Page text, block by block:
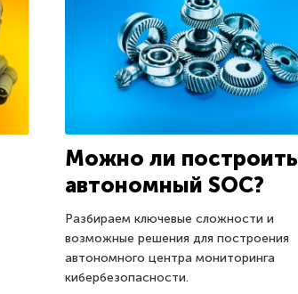
Можно ли построить
автономный SOC?
Разбираем ключевые сложности и
возможные решения для построения
автономного центра мониторинга
кибербезопасности.